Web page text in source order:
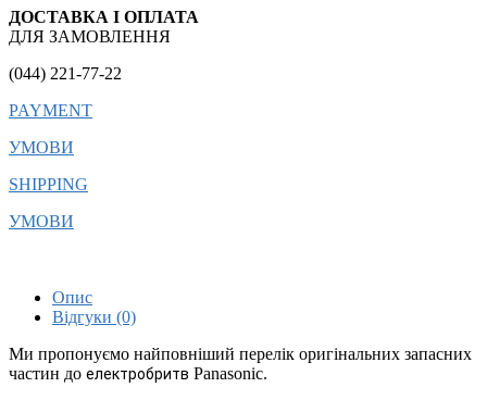
ДОСТАВКА І ОПЛАТА
ДЛЯ ЗАМОВЛЕННЯ
(044) 221-77-22
PAYMENT
УМОВИ
SHIPPING
УМОВИ
Опис
Відгуки (0)
Ми пропонуємо найповніший перелік оригінальних запасних
частин до електробритв Panasonic.